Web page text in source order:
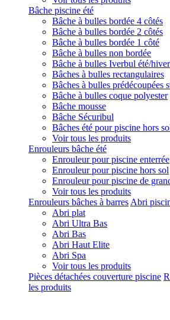
Bâche piscine été
Bâche à bulles bordée 4 côtés
Bâche à bulles bordée 2 côtés
Bâche à bulles bordée 1 côté
Bâche à bulles non bordée
Bâche à bulles Iverbul été/hiver
Bâches à bulles rectangulaires
Bâches à bulles prédécoupées
Bâche à bulles coque polyester
Bâche mousse
Bâche Sécuribul
Bâches été pour piscine hors
Voir tous les produits
Enrouleurs bâche été
Enrouleur pour piscine enterrée
Enrouleur pour piscine hors sol
Enrouleur pour piscine de
Voir tous les produits
Enrouleurs bâches à barres Abri
Abri plat
Abri Ultra Bas
Abri Bas
Abri Haut Elite
Abri Spa
Voir tous les produits
Pièces détachées couverture piscine
les produits